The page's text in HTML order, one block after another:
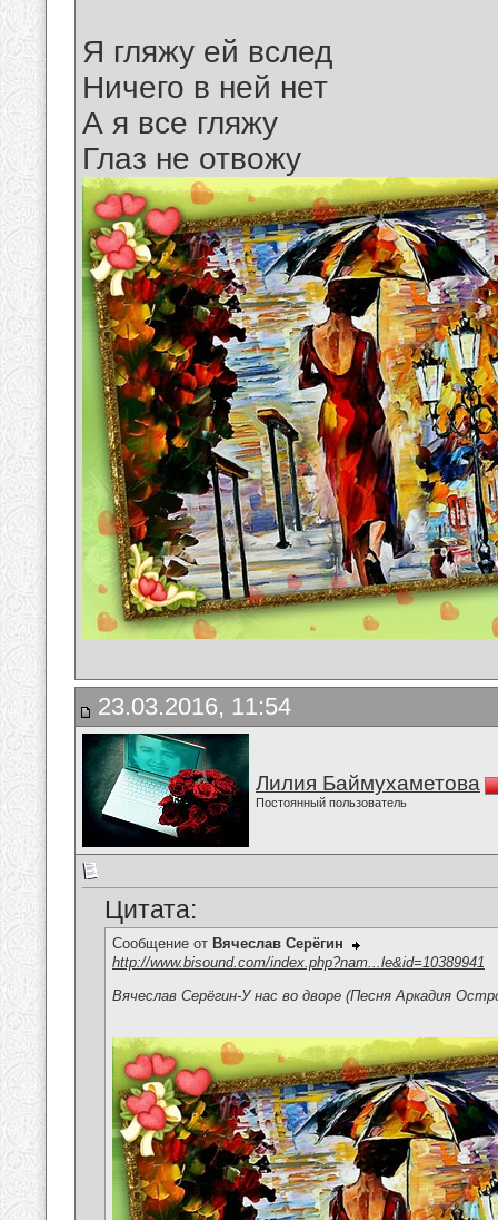
Я гляжу ей вслед
Ничего в ней нет
А я все гляжу
Глаз не отвожу
23.03.2016, 11:54
Лилия Баймухаметова
Постоянный пользователь
Цитата:
Сообщение от Вячеслав Серёгин
http://www.bisound.com/index.php?nam...le&id=10389941
Вячеслав Серёгин-У нас во дворе (Песня Аркадия